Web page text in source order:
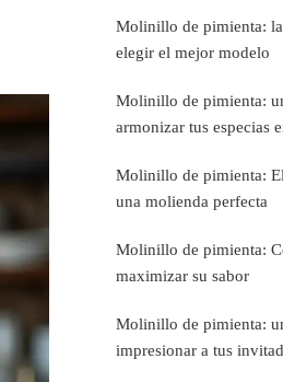
Molinillo de pimienta:
elegir el mejor modelo
Molinillo de pimienta:
armonizar tus especias
Molinillo de pimienta:
una molienda perfecta
Molinillo de pimienta:
maximizar su sabor
Molinillo de pimienta:
impresionar a tus